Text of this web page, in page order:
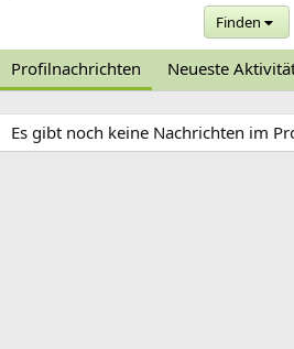
Finden
Profilnachrichten Neueste
Es gibt noch keine Nachrichten im